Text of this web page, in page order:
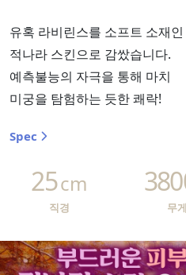
유혹 라비린스를 소프트 소재인
적나라 스킨으로 감쌌습니다.
예측불능의 자극을 통해 마치
미궁을 탐험하는 듯한 쾌락!
Spec
직경
25cm
무게